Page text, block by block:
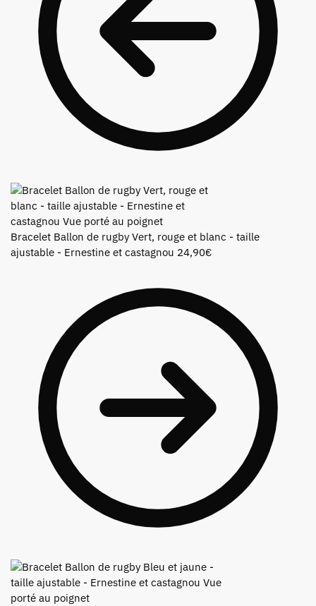
Bracelet Ballon de rugby Vert, rouge et blanc - taille
ajustable - Ernestine et castagnou 24,90€